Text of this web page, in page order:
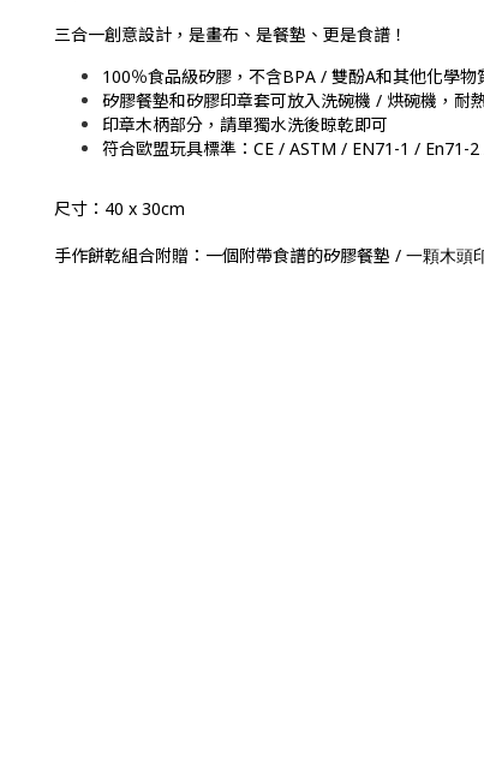
三合一創意設計，是畫布、是餐墊、更是食譜！
100％食品級矽膠，不含BPA / 雙酚A和其他化學物
矽膠餐墊和矽膠印章套可放入洗碗機 / 烘碗機，耐
印章木柄部分，請單獨水洗後晾乾即可
符合歐盟玩具標準：CE / ASTM / EN71-1 / En71-
尺寸：40 x 30cm
手作餅乾組合附贈：一個附帶食譜的矽膠餐墊 / 一顆木頭